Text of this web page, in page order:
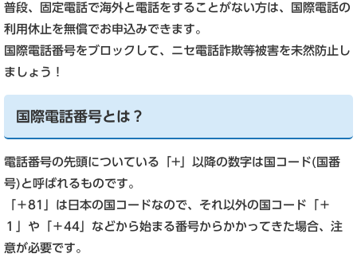
普段、固定電話で海外と電話をすることがない方は、国際電話の
利用休止を無償でお申込みできます。
国際電話番号をブロックして、ニセ電話詐欺等被害を未然防止し
ましょう！
国際電話番号とは？
電話番号の先頭についている「+」以降の数字は国コード(国番
号)と呼ばれるものです。
「＋81」は日本の国コードなので、それ以外の国コード「＋
１」や「＋44」などから始まる番号からかかってきた場合、注
意が必要です。